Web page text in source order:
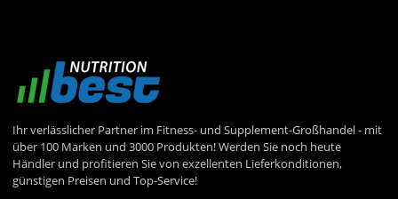
Ihr verlässlicher Partner im Fitness- und Supplement-Großhandel - mit
über 100 Marken und 3000 Produkten! Werden Sie noch heute
Händler und profitieren Sie von exzellenten Lieferkonditionen,
günstigen Preisen und Top-Service!